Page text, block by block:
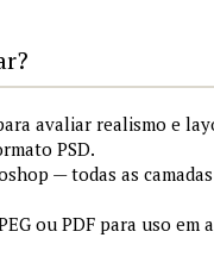
avaliar realismo e
PSD.
— todas as
ou PDF para uso